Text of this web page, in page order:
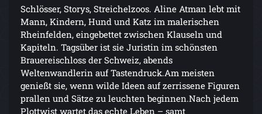
Schlösser, Storys, Streichelzoos. Aline Atman lebt mit
Mann, Kindern, Hund und Katz im malerischen
Rheinfelden, eingebettet zwischen Klauseln und
Kapiteln. Tagsüber ist sie Juristin im schönsten
Brauereischloss der Schweiz, abends
Weltenwandlerin auf Tastendruck.Am meisten
genießt sie, wenn wilde Ideen auf zerrissene Figuren
prallen und Sätze zu leuchten beginnen.Nach jedem
Plottwist wartet das echte Leben – samt